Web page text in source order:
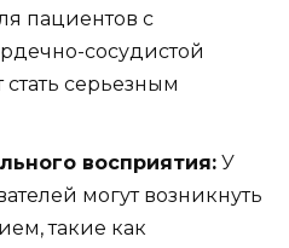
пациентов с
сосудистой
серьезным
восприятия: У
могут возникнуть
такие как